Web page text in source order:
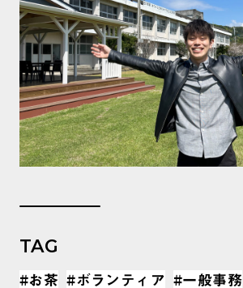
TAG
#お茶 #ボランティア #一般事務